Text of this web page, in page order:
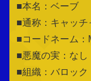
■本名：ベーブ
■通称：キャッ
■コードネーム：
■悪魔の実：なし
■組織：バロッ